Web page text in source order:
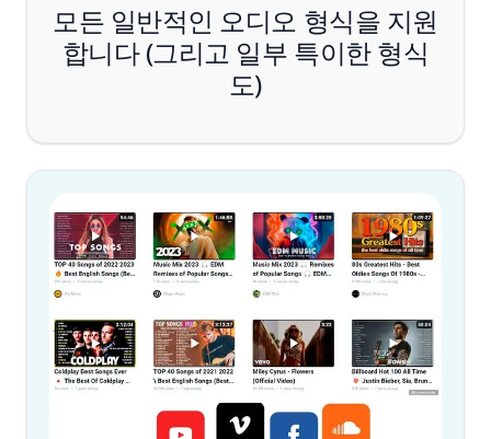
모든 일반적인 오디오 형식을 지원
합니다 (그리고 일부 특이한 형식
도)